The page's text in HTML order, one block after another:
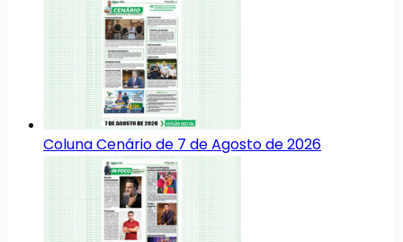
Coluna Cenário de 7 de Agosto de 2026